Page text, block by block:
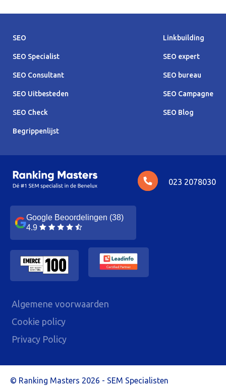
SEO Linkbuilding
SEO Specialist SEO expert
SEO Consultant SEO bureau
SEO Uitbesteden SEO Campagne
SEO Check SEO Blog
Begrippenlijst
023 2078030
Google Beoordelingen (38)
4.9
Ranking Masters 2026 - SEM Specialisten
Algemene voorwaarden
Cookie policy
Privacy Policy